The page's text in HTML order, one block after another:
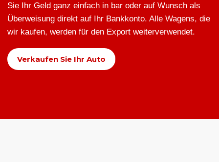
Sie Ihr Geld ganz einfach in bar oder auf Wunsch als
Überweisung direkt auf Ihr Bankkonto. Alle Wagens, die
wir kaufen, werden für den Export weiterverwendet.
Verkaufen Sie Ihr Auto